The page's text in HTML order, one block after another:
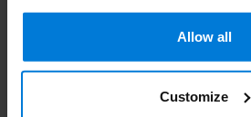
Allow all
Customize